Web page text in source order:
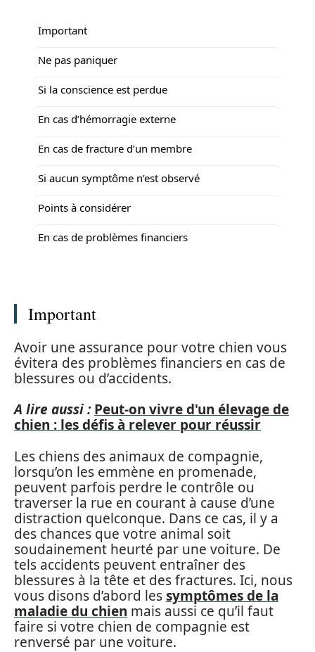
Important
Ne pas paniquer
Si la conscience est perdue
En cas d’hémorragie externe
En cas de fracture d’un membre
Si aucun symptôme n’est observé
Points à considérer
En cas de problèmes financiers
Important
Avoir une assurance pour votre chien vous
évitera des problèmes financiers en cas de
blessures ou d’accidents.
A lire aussi : Peut-on vivre d'un élevage de
chien : les défis à relever pour réussir
Les chiens des animaux de compagnie,
lorsqu’on les emmène en promenade,
peuvent parfois perdre le contrôle ou
traverser la rue en courant à cause d’une
distraction quelconque. Dans ce cas, il y a
des chances que votre animal soit
soudainement heurté par une voiture. De
tels accidents peuvent entraîner des
blessures à la tête et des fractures. Ici, nous
vous disons d’abord lessymptômes de la
maladie du chien mais aussi ce qu’il faut
faire si votre chien de compagnie est
renversé par une voiture.